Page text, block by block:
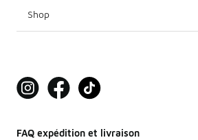
Shop
FAQ expédition et livraison